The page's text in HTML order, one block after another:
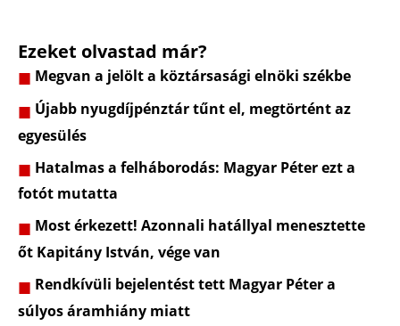
Ezeket olvastad már?
Megvan a jelölt a köztársasági elnöki székbe
Újabb nyugdíjpénztár tűnt el, megtörtént az
egyesülés
Hatalmas a felháborodás: Magyar Péter ezt a
fotót mutatta
Most érkezett! Azonnali hatállyal menesztette
őt Kapitány István, vége van
Rendkívüli bejelentést tett Magyar Péter a
súlyos áramhiány miatt